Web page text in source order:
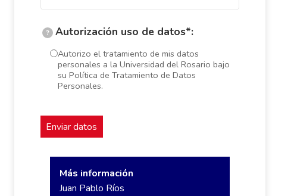
? Autorización uso de datos*:
Autorizo el tratamiento de mis datos
personales a la Universidad del Rosario bajo
su Política de Tratamiento de Datos
Personales.
Más información
Juan Pablo Ríos